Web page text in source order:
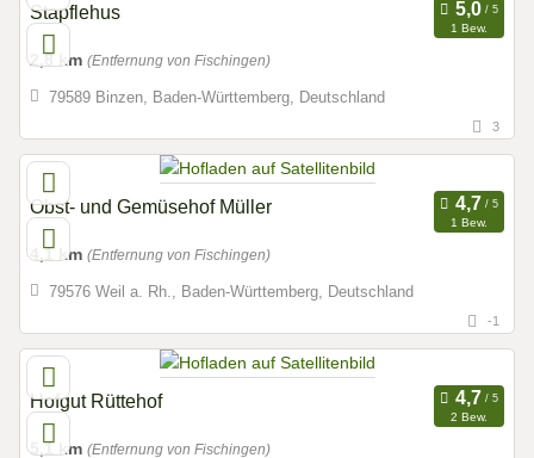
Stapflehus
1 Bew.
2,8 km (Entfernung von Fischingen)
79589 Binzen, Baden-Württemberg, Deutschland
3
Obst- und Gemüsehof Müller
1 Bew.
4,1 km (Entfernung von Fischingen)
79576 Weil a. Rh., Baden-Württemberg, Deutschland
-1
Hofgut Rüttehof
2 Bew.
5,1 km (Entfernung von Fischingen)